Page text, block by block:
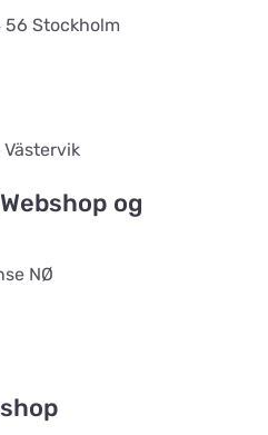
56 Stockholm
Västervik
og
NØ